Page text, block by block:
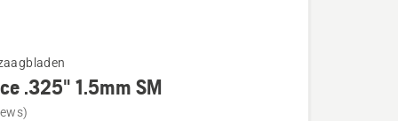
.325" 1.5mm SM